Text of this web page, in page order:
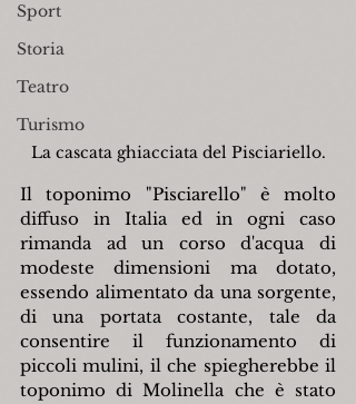
Sport
Storia
Teatro
Turismo
La cascata ghiacciata del Pisciariello.
Il toponimo "Pisciarello" è molto
diffuso in Italia ed in ogni caso
rimanda ad un corso d'acqua di
modeste dimensioni ma dotato,
essendo alimentato da una sorgente,
di una portata costante, tale da
consentire il funzionamento di
piccoli mulini, il che spiegherebbe il
toponimo di Molinella che è stato